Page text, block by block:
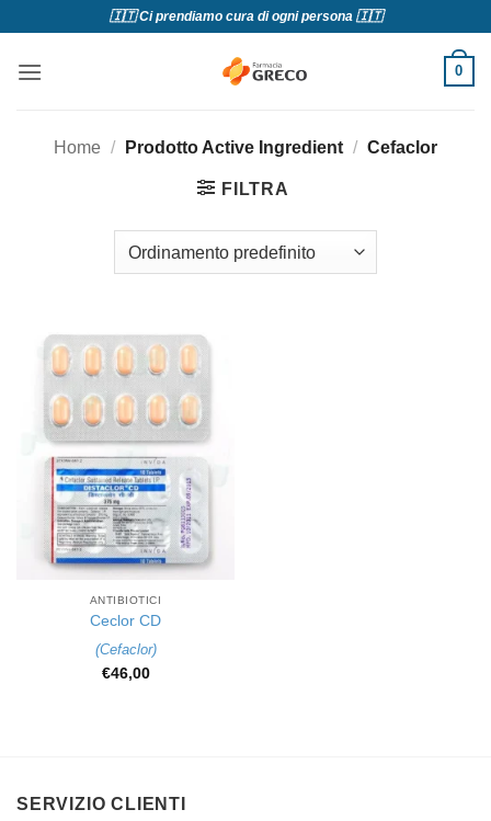
contenuti
🇮🇹 Ci prendiamo cura di ogni persona 🇮🇹
0
Home / Prodotto Active Ingredient / Cefaclor
FILTRA
ANTIBIOTICI
Ceclor CD
(Cefaclor)
€46,00
SERVIZIO CLIENTI